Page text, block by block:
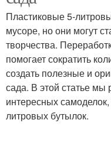
Пластиковые 5-
мусоре, но они могут
творчества.
помогает сократить
создать полезные и
сада. В этой статье мы
интересных
литровых бутылок.